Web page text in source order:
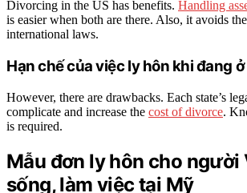
Divorcing in the US has benefits. Handling
is easier when both are there. Also, it avoids
international laws.
Hạn chế của việc ly hôn khi đang
However, there are drawbacks. Each state’s
complicate and increase the cost of divorce.
is required.
Mẫu đơn ly hôn cho người
sống, làm việc tại Mỹ